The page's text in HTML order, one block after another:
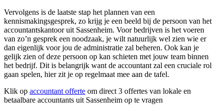
Vervolgens is de laatste stap het plannen van een
kennismakingsgesprek, zo krijg je een beeld bij de persoon van het
accountantskantoor uit Sassenheim. Voor bedrijven is het voeren
van zo’n gesprek een noodzaak, je wilt natuurlijk wel zien wie er
dan eigenlijk voor jou de administratie zal beheren. Ook kan je
gelijk zien of deze persoon op kan schieten met jouw team binnen
het bedrijf. Dit is belangrijk want de accountant zal een cruciale rol
gaan spelen, hier zit je op regelmaat mee aan de tafel.
Klik op accountant offerte om direct 3 offertes van lokale en
betaalbare accountants uit Sassenheim op te vragen